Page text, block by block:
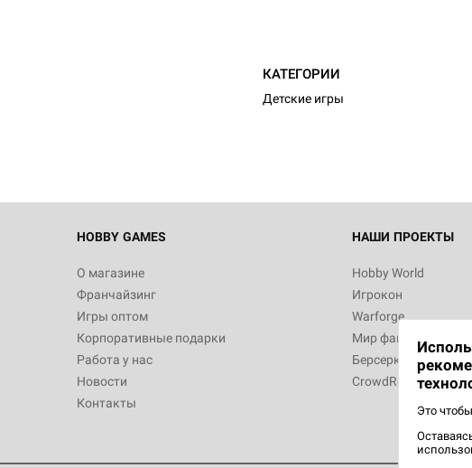
КАТЕГОРИИ
Детские игры
HOBBY GAMES
О магазине
Франчайзинг
Игры оптом
Корпоративные подарки
Работа у нас
Новости
Контакты
НАШИ ПРОЕКТЫ
Hobby World
Игрокон
Warforge
Мир фантастики
Берсерк
CrowdRepublic
Это
Настольная игра Hobby World Монстры
Белая смерть
12 990
Настольная игра Hobby World Берсерк.
3 490